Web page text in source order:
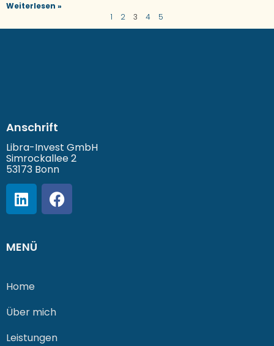
Weiterlesen »
1
2 3 4 5
Anschrift
Libra-Invest GmbH
Simrockallee 2
53173 Bonn
MENÜ
Home
Über mich
Leistungen